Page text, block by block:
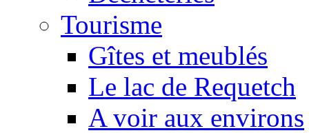
Tourisme
Gîtes et meublés
Le lac de Requetch
A voir aux environs